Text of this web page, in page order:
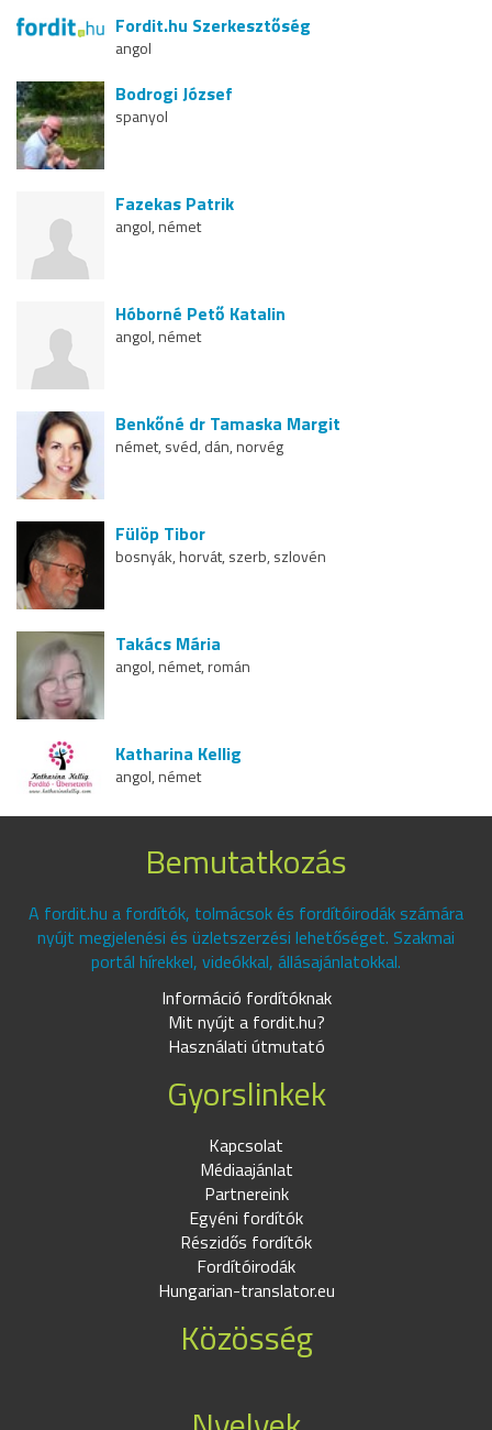
Fordit.hu Szerkesztőség
angol
Bodrogi József
spanyol
Fazekas Patrik
angol, német
Hóborné Pető Katalin
angol, német
Benkőné dr Tamaska Margit
német, svéd, dán, norvég
Fülöp Tibor
bosnyák, horvát, szerb, szlovén
Takács Mária
angol, német, román
Katharina Kellig
angol, német
Bemutatkozás
A fordit.hu a fordítók, tolmácsok és fordítóirodák számára
nyújt megjelenési és üzletszerzési lehetőséget. Szakmai
portál hírekkel, videókkal, állásajánlatokkal.
Információ fordítóknak
Mit nyújt a fordit.hu?
Használati útmutató
Gyorslinkek
Kapcsolat
Médiaajánlat
Partnereink
Egyéni fordítók
Részidős fordítók
Fordítóirodák
Hungarian-translator.eu
Közösség